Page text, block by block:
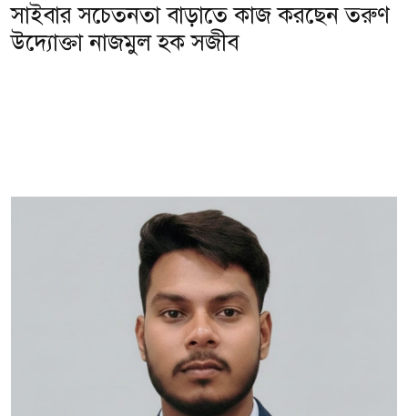
সাইবার সচেতনতা বাড়াতে কাজ করছেন তরুণ
উদ্যোক্তা নাজমুল হক সজীব